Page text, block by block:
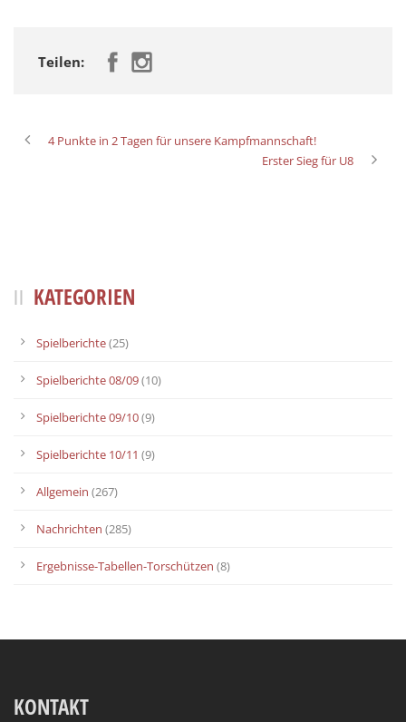
Teilen:
4 Punkte in 2 Tagen für unsere Kampfmannschaft!
Erster Sieg für U8
KATEGORIEN
Spielberichte(25)
Spielberichte 08/09(10)
Spielberichte 09/10(9)
Spielberichte 10/11 (9)
Allgemein (267)
Nachrichten (285)
Ergebnisse-Tabellen-Torschützen (8)
KONTAKT